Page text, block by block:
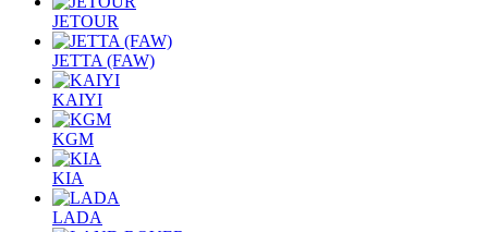
JETOUR
JETTA (FAW)
KAIYI
KGM
KIA
LADA